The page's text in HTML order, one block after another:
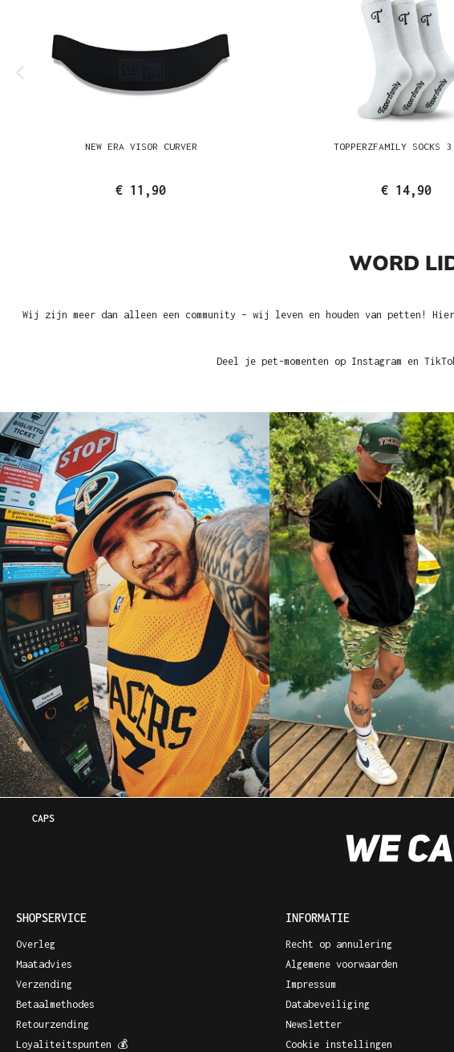
NEW ERA VISOR CURVER
€ 11,90
TOPPERZFAMILY SOCKS
€ 14,90
WORD
Wij zijn meer dan alleen een community – wij leven en houden van petten!
Deel je pet-momenten op Instagram en
CAPS
SHOPSERVICE
Overleg
Maatadvies
Verzending
Betaalmethodes
Retourzending
Loyaliteitspunten 💰
INFORMATIE
Recht op annulering
Algemene voorwaarden
Impressum
Databeveiliging
Newsletter
Cookie instellingen